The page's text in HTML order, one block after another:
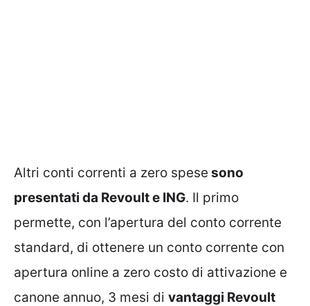
Altri conti correnti a zero spese sono
presentati da Revoult e ING. Il primo
permette, con l’apertura del conto corrente
standard, di ottenere un conto corrente con
apertura online a zero costo di attivazione e
canone annuo, 3 mesi di vantaggi Revoult